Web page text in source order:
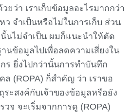
ยว่า เราเก็บข้อมูลอะไรมากกว่า
จำเป็นหรือไม่ในการเก็บ ส่วน
นไม่จำเป็น ผมก็แนะนำให้ตัด
นข้อมูลไปเพื่อลดความเสี่ยงใน
ร ยิ่งไปกว่านั้นการทำบันทึก
(ROPA) ก็สำคัญ ว่า เราขอ
ะสงค์กับเจ้าของข้อมูลหรือยัง
วจ จะเริ่มจากการดู (ROPA)